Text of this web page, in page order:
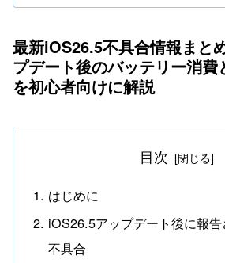
最新iOS26.5不具合情報まと
プデート後のバッテリー消費
を初心者向けに解説
目次
はじめに
iOS26.5アップデート後に報
不具合